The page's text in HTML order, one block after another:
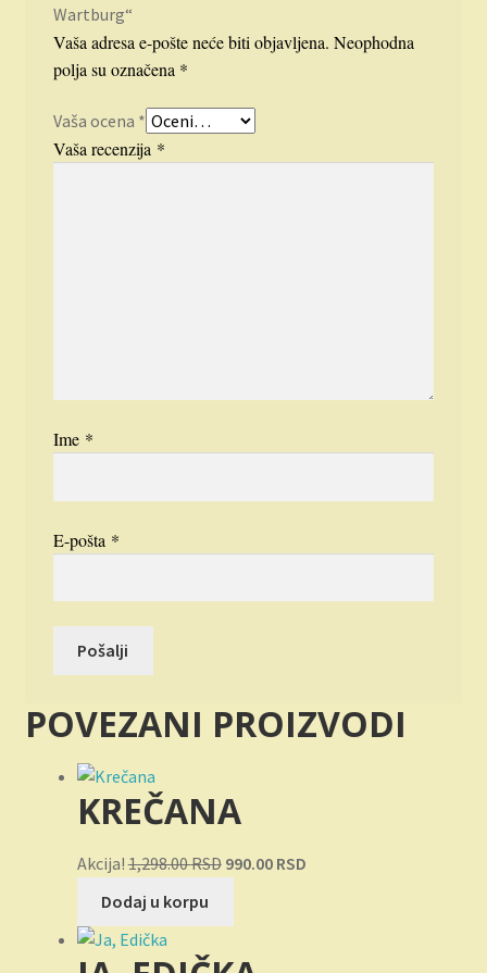
Wartburg“
Vaša adresa e-pošte neće biti objavljena. Neophodna
polja su označena *
Vaša ocena *
Vaša recenzija *
Ime *
E-pošta *
POVEZANI PROIZVODI
KREČANA
Akcija!1,298.00RSD Originalna
990.00 RSDTrenutna
Dodaj u korpu